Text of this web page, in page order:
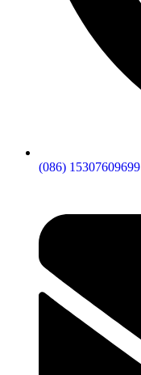
(086) 15307609699